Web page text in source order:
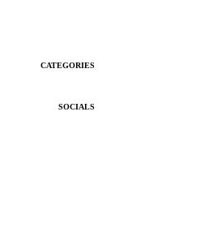
CATEGORIES
SOCIALS